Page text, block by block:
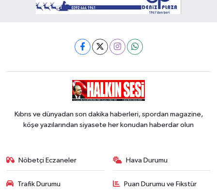
Kıbrıs ve dünyadan son dakika haberleri, spordan magazine,
köşe yazılarından siyasete her konudan haberdar olun
Nöbetçi Eczaneler Hava Durumu
Trafik Durumu Puan Durumu ve Fikstür